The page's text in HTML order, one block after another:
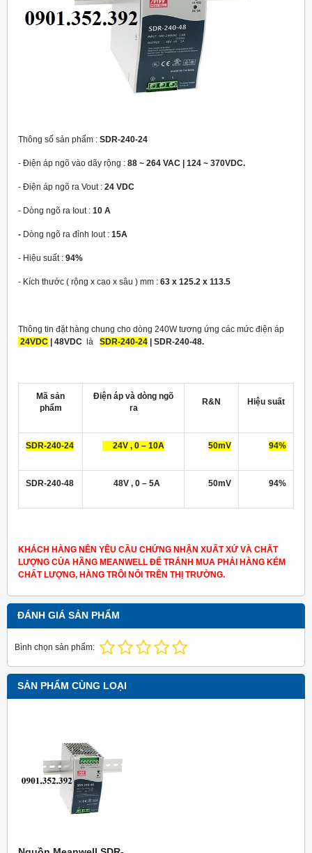
Thông số sản phẩm : SDR-240-24
- Điện áp ngõ vào dãy rộng : 88 ~ 264 VAC | 124 ~ 370VDC.
- Điện áp ngõ ra Vout : 24 VDC
- Dòng ngõ ra Iout : 10 A
- Dòng ngõ ra đỉnh Iout : 15A
- Hiệu suất : 94%
- Kích thước ( rộng x cao x sâu ) mm : 63 x 125.2 x 113.5
Thông tin đặt hàng chung cho dòng 240W tương ứng các mức điện áp
24VDC | 48VDC là SDR-240-24 | SDR-240-48.
Mã sản
phẩm
Điện áp và dòng ngõ
ra
R&N Hiệu suất
SDR-240-24 24V , 0 – 10A 50mV 94%
SDR-240-48 48V , 0 – 5A 50mV 94%
KHÁCH HÀNG NÊN YÊU CẦU CHỨNG NHẬN XUẤT XỨ VÀ CHẤT
LƯỢNG CỦA HÃNG MEANWELL ĐỂ TRÁNH MUA PHẢI HÀNG KÉM
CHẤT LƯỢNG, HÀNG TRÔI NỔI TRÊN THỊ TRƯỜNG.
ĐÁNH GIÁ SẢN PHẨM
Bình chọn sản phẩm:
SẢN PHẨM CÙNG LOẠI